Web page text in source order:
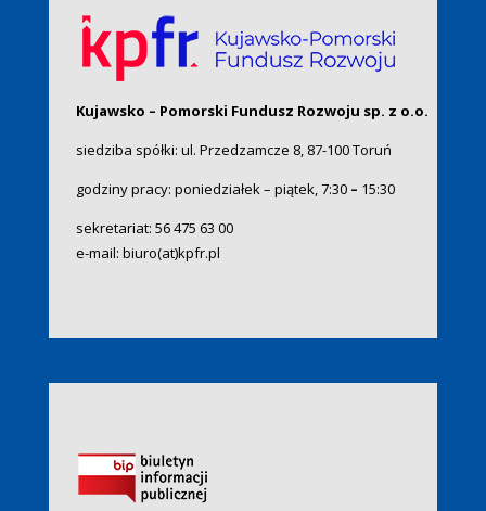
Kujawsko – Pomorski Fundusz Rozwoju sp. z o.o.
siedziba spółki: ul. Przedzamcze 8, 87-100 Toruń
godziny pracy: poniedziałek – piątek, 7:30– 15:30
sekretariat: 56 475 63 00
e-mail: biuro(at)kpfr.pl